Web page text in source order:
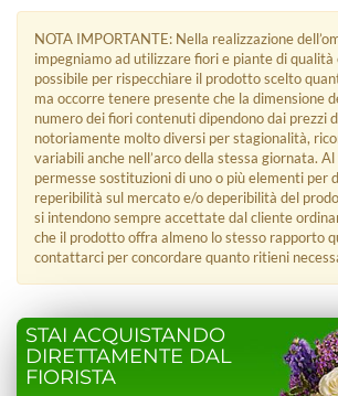
NOTA IMPORTANTE: Nella realizzazione
impegniamo ad utilizzare fiori e piante di
possibile per rispecchiare il prodotto scelto
ma occorre tenere presente che la dimensione
numero dei fiori contenuti dipendono dai prezzi
notoriamente molto diversi per stagionalità,
variabili anche nell’arco della stessa giornata.
permesse sostituzioni di uno o più elementi per
reperibilità sul mercato e/o deperibilità del
si intendono sempre accettate dal cliente
che il prodotto offra almeno lo stesso rapporto
contattarci per concordare quanto ritieni
STAI ACQUISTANDO
DIRETTAMENTE DAL
FIORISTA